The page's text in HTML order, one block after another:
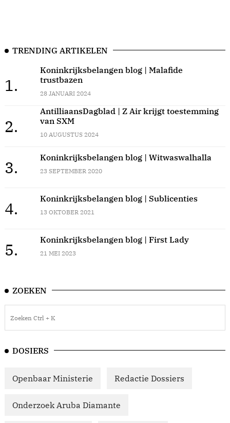
TRENDING ARTIKELEN
1.
Koninkrijksbelangen blog | Malafide
trustbazen
28 JANUARI 2024
2.
AntilliaansDagblad | Z Air krijgt toestemming
van SXM
10 AUGUSTUS 2024
3.
Koninkrijksbelangen blog | Witwaswalhalla
23 SEPTEMBER 2020
4.
Koninkrijksbelangen blog | Sublicenties
13 OKTOBER 2021
5.
Koninkrijksbelangen blog | First Lady
21 MEI 2023
ZOEKEN
DOSIERS
Openbaar Ministerie Redactie Dossiers
Onderzoek Aruba Diamante